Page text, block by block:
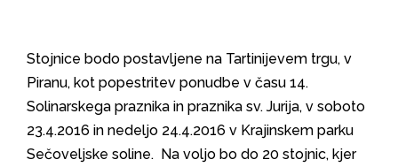
Stojnice bodo postavljene na Tartinijevem trgu, v
Piranu, kot popestritev ponudbe v času 14.
Solinarskega praznika in praznika sv. Jurija, v soboto
23.4.2016 in nedeljo 24.4.2016 v Krajinskem parku
Sečoveljske soline. Na voljo bo do 20 stojnic, kjer